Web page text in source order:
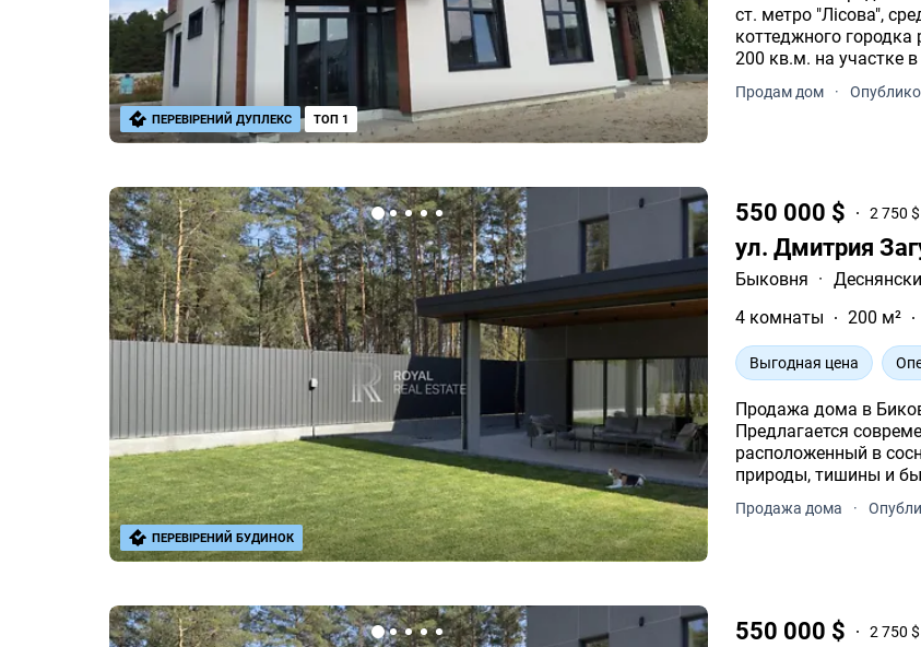
ст. метро "Лісова",
коттеджного
200 кв.м. на участке в
Продам дом ·
ПЕРЕВІРЕНИЙ ДУПЛЕКС ТОП 1
550 000 $ 2 750
ул. Дмитрия
Быковня ·
4 комнаты
200 м²
Выгодная цена
Продажа дома в
Предлагается
расположенный в
природы, тишины и
Продажа дома ·
ПЕРЕВІРЕНИЙ БУДИНОК
550 000 $ 2 750